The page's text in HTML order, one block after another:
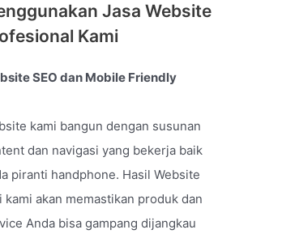
Jasa Website
Kami
SEO dan Mobile Friendly
kami bangun dengan susunan
dan navigasi yang bekerja baik
piranti handphone. Hasil Website
kami akan memastikan produk dan
Anda bisa gampang dijangkau